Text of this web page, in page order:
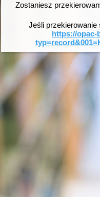
Zostaniesz
Jeśli przekierowanie
https://opac-